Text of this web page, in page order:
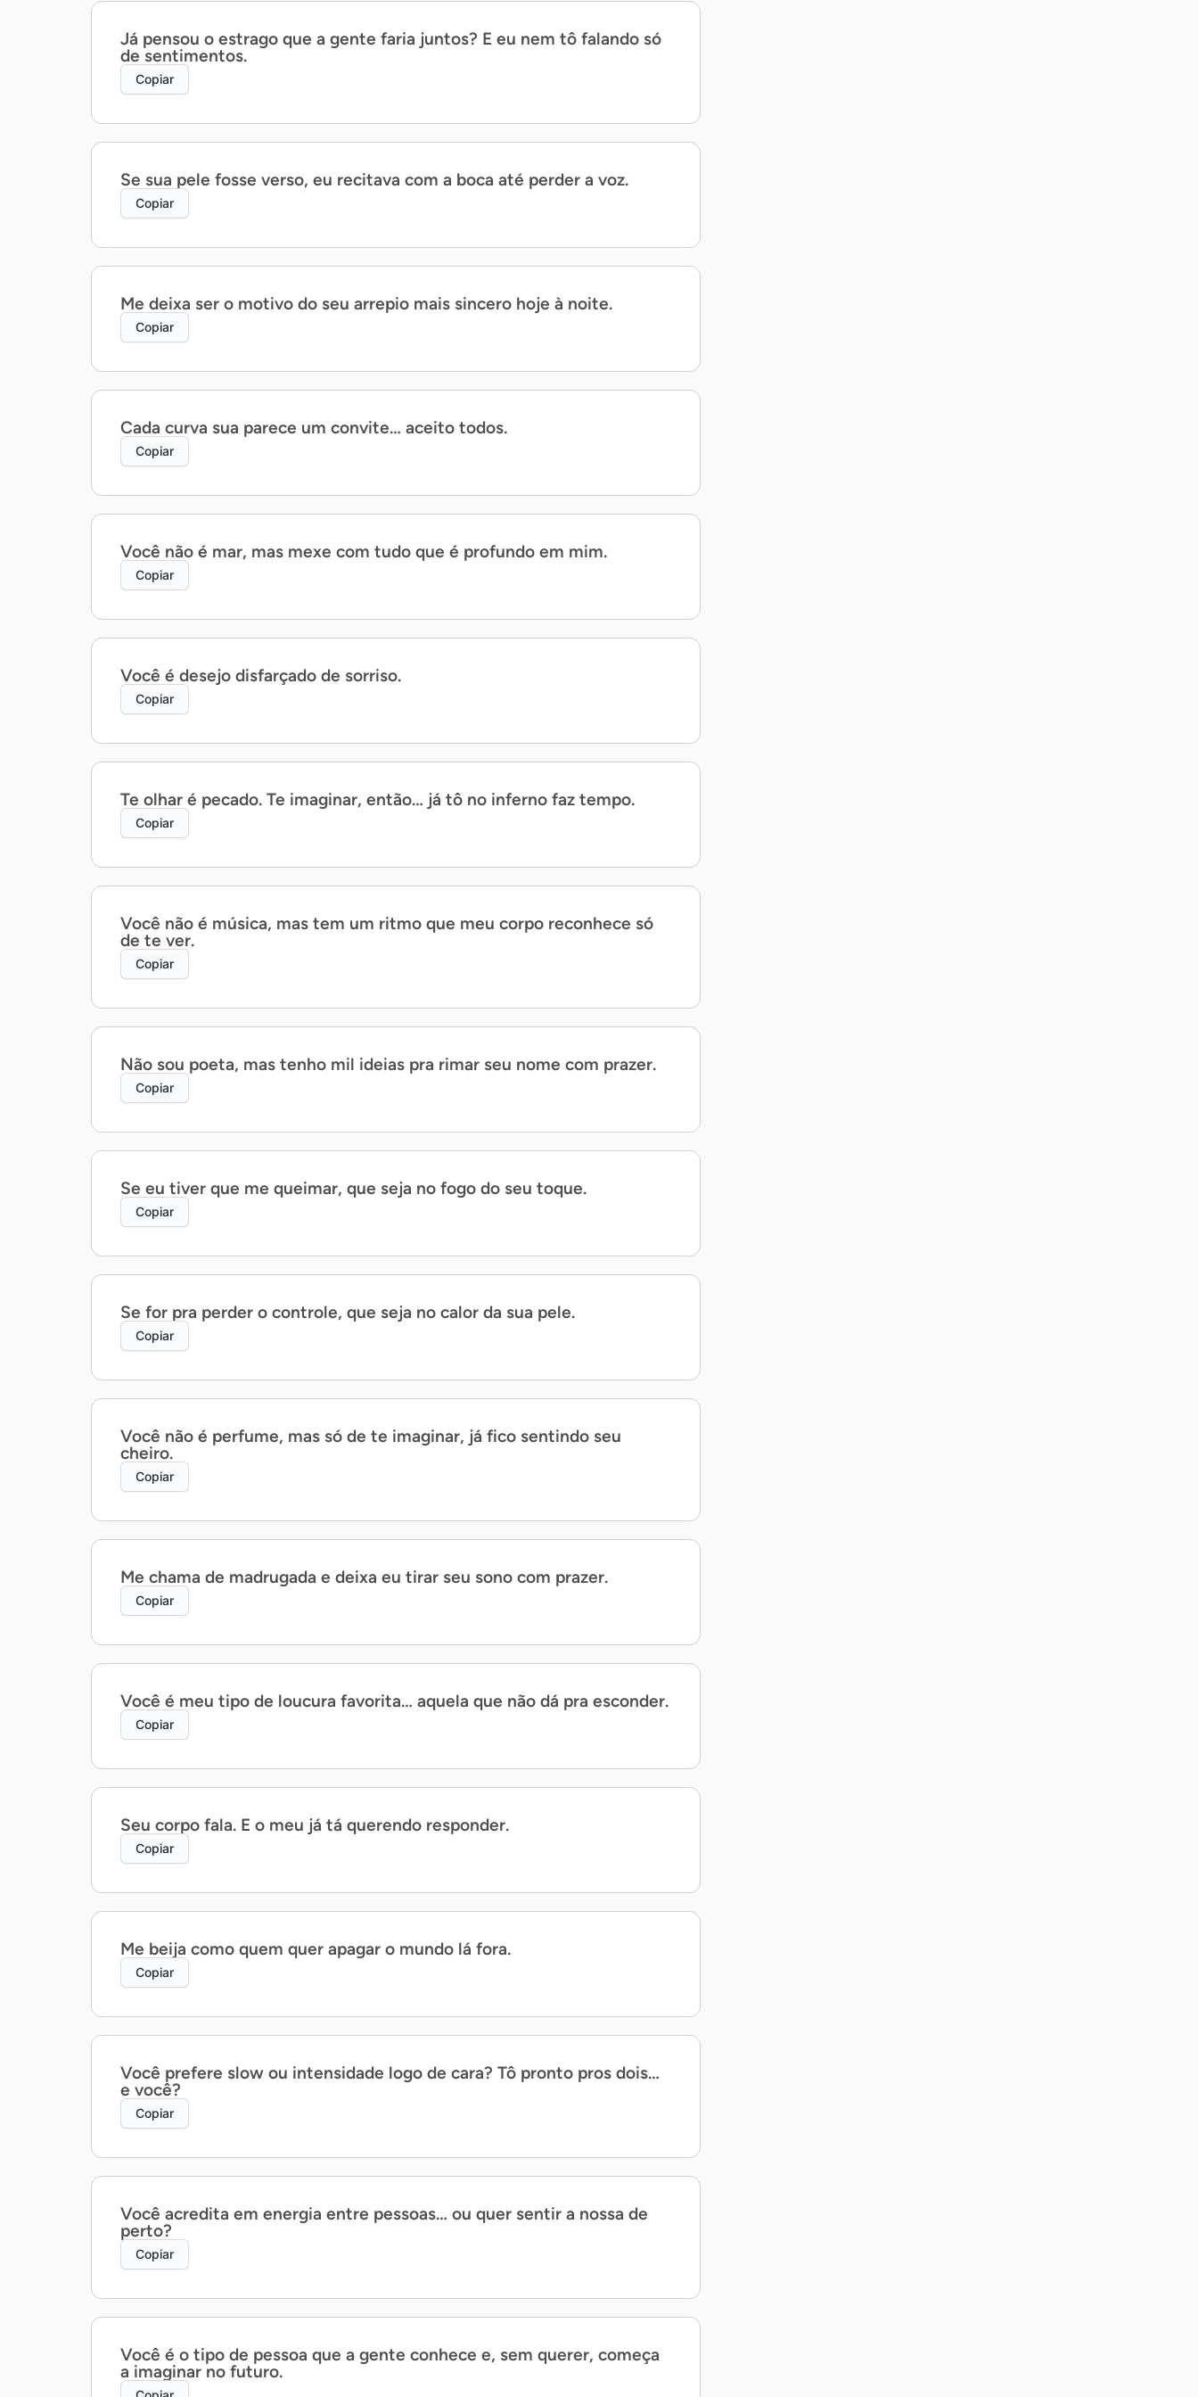
Já pensou o estrago que a gente faria juntos? E eu nem tô falando só
de sentimentos.
Copiar
Se sua pele fosse verso, eu recitava com a boca até perder a voz.
Copiar
Me deixa ser o motivo do seu arrepio mais sincero hoje à noite.
Copiar
Cada curva sua parece um convite… aceito todos.
Copiar
Você não é mar, mas mexe com tudo que é profundo em mim.
Copiar
Você é desejo disfarçado de sorriso.
Copiar
Te olhar é pecado. Te imaginar, então… já tô no inferno faz tempo.
Copiar
Você não é música, mas tem um ritmo que meu corpo reconhece só
de te ver.
Copiar
Não sou poeta, mas tenho mil ideias pra rimar seu nome com prazer.
Copiar
Se eu tiver que me queimar, que seja no fogo do seu toque.
Copiar
Se for pra perder o controle, que seja no calor da sua pele.
Copiar
Você não é perfume, mas só de te imaginar, já fico sentindo seu
cheiro.
Copiar
Me chama de madrugada e deixa eu tirar seu sono com prazer.
Copiar
Você é meu tipo de loucura favorita… aquela que não dá pra esconder.
Copiar
Seu corpo fala. E o meu já tá querendo responder.
Copiar
Me beija como quem quer apagar o mundo lá fora.
Copiar
Você prefere slow ou intensidade logo de cara? Tô pronto pros dois…
e você?
Copiar
Você acredita em energia entre pessoas… ou quer sentir a nossa de
perto?
Copiar
Você é o tipo de pessoa que a gente conhece e, sem querer, começa
a imaginar no futuro.